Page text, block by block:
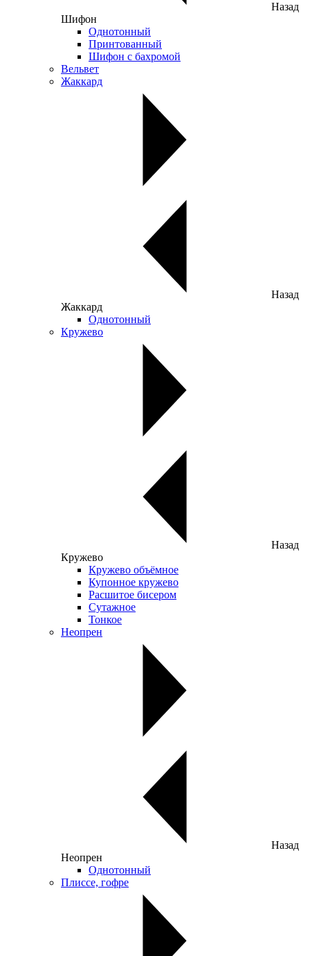
Назад
Шифон
Однотонный
Принтованный
Шифон с бахромой
Вельвет
Жаккард
Назад
Жаккард
Однотонный
Кружево
Назад
Кружево
Кружево объёмное
Купонное кружево
Расшитое бисером
Сутажное
Тонкое
Неопрен
Назад
Неопрен
Однотонный
Плиссе, гофре